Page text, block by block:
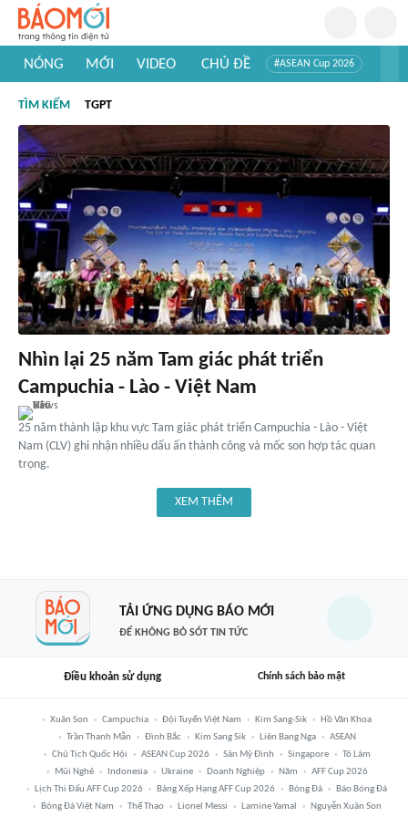
NÓNG MỚI VIDEO CHỦ ĐỀ #ASEAN Cup 2026
#Khám phá thế giới
TÌM KIẾM TGPT
Nhìn lại 25 năm Tam giác phát triển
Campuchia - Lào - Việt Nam
25 năm thành lập khu vực Tam giác phát triển Campuchia - Lào - Việt
Nam (CLV) ghi nhận nhiều dấu ấn thành công và mốc son hợp tác quan
trọng.
XEM THÊM
TẢI ỨNG DỤNG BÁO MỚI
ĐỂ KHÔNG BỎ SÓT TIN TỨC
Điều khoản sử dụng Chính sách bảo mật
Xuân Son Campuchia Đội Tuyển Việt Nam Kim Sang-Sik
Hồ Văn Khoa
Trần Thanh Mẫn
Đình Bắc Kim Sang Sik Liên Bang Nga
ASEAN
Chủ Tịch Quốc Hội
ASEAN Cup 2026 Sân Mỹ Đình Singapore
Tô Lâm
Mũi Nghê
Indonesia Ukraine Doanh Nghiệp Năm
AFF Cup 2026
Lịch Thi Đấu AFF Cup 2026
Bảng Xếp Hạng AFF Cup 2026 Bóng Đá
Báo Bóng Đá
Bóng Đá Việt Nam
Thể Thao Lionel Messi Lamine Yamal Nguyễn Xuân Son